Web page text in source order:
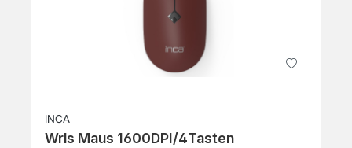
INCA
Wrls Maus 1600DPI/4Tasten